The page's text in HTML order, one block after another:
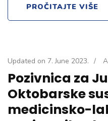
PROČITAJTE VIŠE
Updated on 7. June 2023. /
Pozivnica za
Oktobarske
medicinsko-